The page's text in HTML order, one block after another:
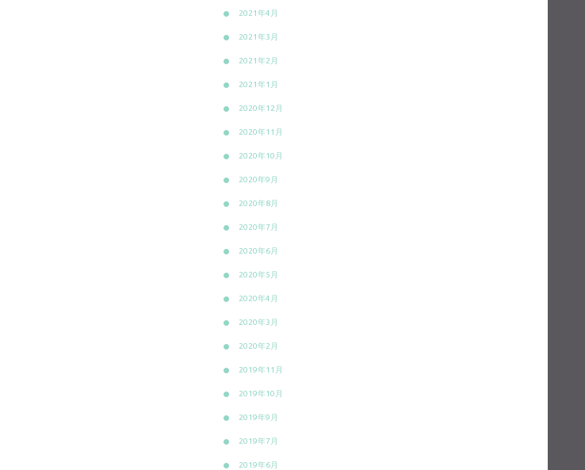
2021年4月
2021年3月
2021年2月
2021年1月
2020年12月
2020年11月
2020年10月
2020年9月
2020年8月
2020年7月
2020年6月
2020年5月
2020年4月
2020年3月
2020年2月
2019年11月
2019年10月
2019年9月
2019年7月
2019年6月